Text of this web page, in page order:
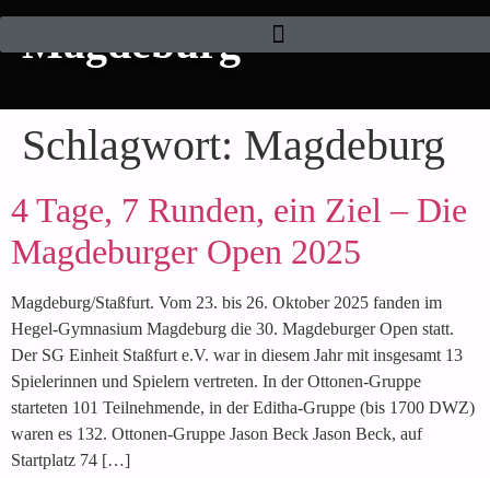
Magdeburg
Schlagwort: Magdeburg
4 Tage, 7 Runden, ein Ziel – Die
Magdeburger Open 2025
Magdeburg/Staßfurt. Vom 23. bis 26. Oktober 2025 fanden im
Hegel-Gymnasium Magdeburg die 30. Magdeburger Open statt.
Der SG Einheit Staßfurt e.V. war in diesem Jahr mit insgesamt 13
Spielerinnen und Spielern vertreten. In der Ottonen-Gruppe
starteten 101 Teilnehmende, in der Editha-Gruppe (bis 1700 DWZ)
waren es 132. Ottonen-Gruppe Jason Beck Jason Beck, auf
Startplatz 74 […]